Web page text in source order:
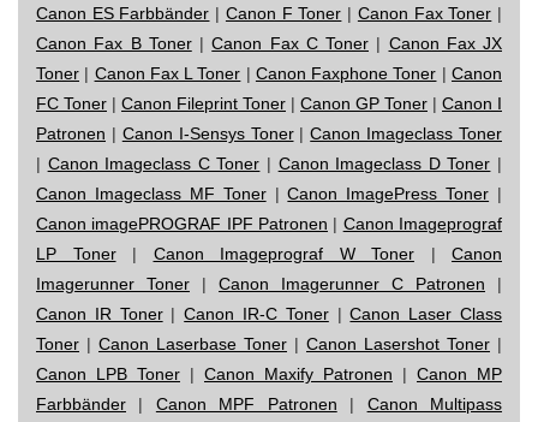
Canon ES Farbbänder | Canon F Toner | Canon Fax Toner |
Canon Fax B Toner|Canon Fax C Toner | Canon Fax JX
Toner | Canon Fax L Toner | Canon Faxphone Toner |Canon
FC Toner | Canon Fileprint Toner | Canon GP Toner | Canon I
Patronen | Canon I-Sensys Toner|Canon Imageclass Toner
| Canon Imageclass C Toner | Canon Imageclass D Toner |
Canon Imageclass MF Toner|Canon ImagePress Toner |
Canon imagePROGRAF IPF Patronen | Canon Imageprograf
LP Toner| Canon Imageprograf W Toner | Canon
Imagerunner Toner | Canon Imagerunner C Patronen |
Canon IR Toner|Canon IR-C Toner|Canon Laser Class
Toner | Canon Laserbase Toner | Canon Lasershot Toner |
Canon LPB Toner | Canon Maxify Patronen | Canon MP
Farbbänder | Canon MPF Patronen | Canon Multipass